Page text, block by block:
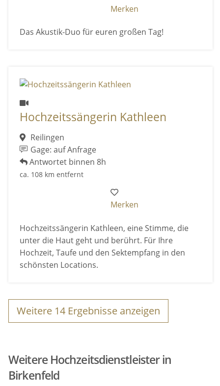
Merken
Das Akustik-Duo für euren großen Tag!
Hochzeitssängerin Kathleen
Reilingen
Gage: auf Anfrage
Antwortet binnen 8h
ca. 108 km entfernt
Merken
Hochzeitssängerin Kathleen, eine Stimme, die
unter die Haut geht und berührt. Für Ihre
Hochzeit, Taufe und den Sektempfang in den
schönsten Locations.
Weitere 14 Ergebnisse anzeigen
Weitere Hochzeitsdienstleister in
Birkenfeld